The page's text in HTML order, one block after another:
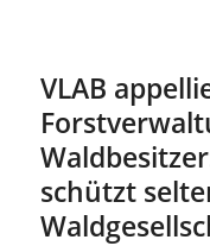
VLAB
schützt